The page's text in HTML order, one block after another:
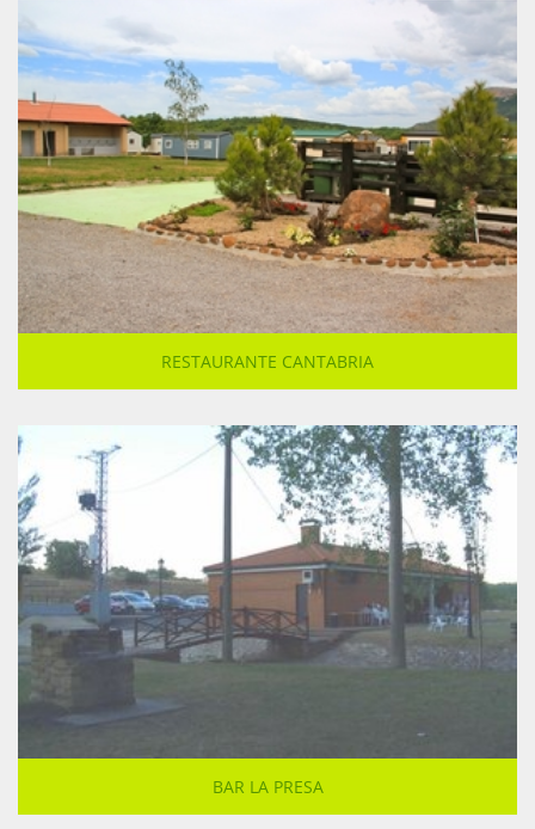
RESTAURANTE CANTABRIA
BAR LA PRESA